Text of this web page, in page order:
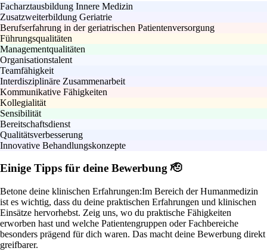
Facharztausbildung Innere Medizin
Zusatzweiterbildung Geriatrie
Berufserfahrung in der geriatrischen Patientenversorgung
Führungsqualitäten
Managementqualitäten
Organisationstalent
Teamfähigkeit
Interdisziplinäre Zusammenarbeit
Kommunikative Fähigkeiten
Kollegialität
Sensibilität
Bereitschaftsdienst
Qualitätsverbesserung
Innovative Behandlungskonzepte
Einige Tipps für deine Bewerbung 🫡
Betone deine klinischen Erfahrungen:Im Bereich der Humanmedizin
ist es wichtig, dass du deine praktischen Erfahrungen und klinischen
Einsätze hervorhebst. Zeig uns, wo du praktische Fähigkeiten
erworben hast und welche Patientengruppen oder Fachbereiche
besonders prägend für dich waren. Das macht deine Bewerbung direkt
greifbarer.